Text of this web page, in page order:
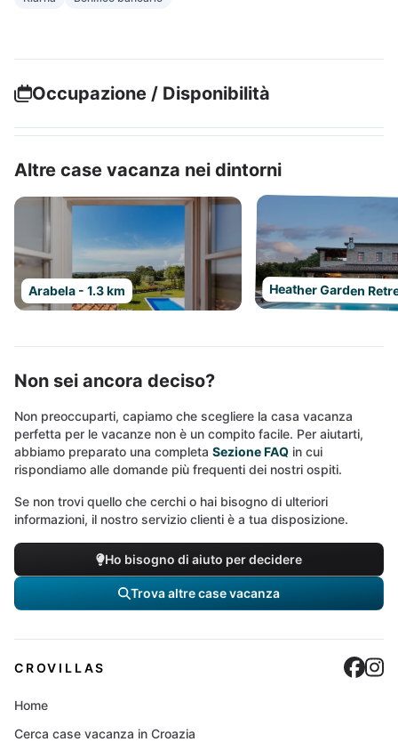
Occupazione / Disponibilità
Altre case vacanza nei dintorni
Arabela - 1.3 km Heather Garden
Non sei ancora deciso?
Non preoccuparti, capiamo che scegliere la casa vacanza
perfetta per le vacanze non è un compito facile. Per aiutarti,
abbiamo preparato una completa Sezione FAQ in cui
rispondiamo alle domande più frequenti dei nostri ospiti.
Se non trovi quello che cerchi o hai bisogno di ulteriori
informazioni, il nostro servizio clienti è a tua disposizione.
Ho bisogno di aiuto per decidere
Trova altre case vacanza
CROVILLAS
Home
Cerca case vacanza in Croazia